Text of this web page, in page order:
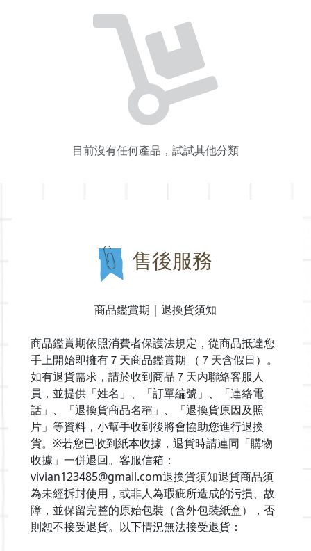
目前沒有任何產品，試試其他分類
售後服務
商品鑑賞期｜退換貨須知
商品鑑賞期依照消費者保護法規定，從商品抵達您
手上開始即擁有７天商品鑑賞期 （７天含假日）。
如有退貨需求，請於收到商品７天內聯絡客服人
員，並提供「姓名」、「訂單編號」、「連絡電
話」、「退換貨商品名稱」、「退換貨原因及照
片」等資料，小幫手收到後將會協助您進行退換
貨。※若您已收到紙本收據，退貨時請連同「購物
收據」一併退回。客服信箱：
vivian123485@gmail.com退換貨須知退貨商品須
為未經拆封使用，或非人為瑕疵所造成的污損、故
障，並保留完整的原始包裝（含外包裝紙盒），否
則恕不接受退貨。以下情況無法接受退貨：